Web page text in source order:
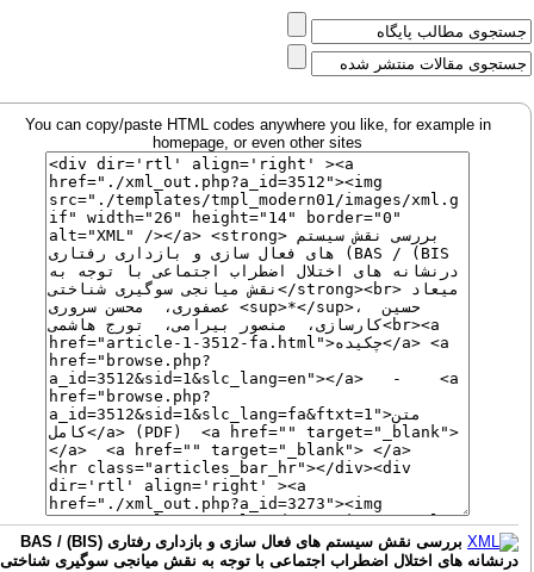
You can copy/paste HTML codes anywhere you like, for example in
homepage, or even other sites
بررسی نقش سیستم های فعال سازی و بازداری رفتاری (BAS / (BIS
درنشانه های اختلال اضطراب اجتماعی با توجه به نقش میانجی سوگیری شناختی